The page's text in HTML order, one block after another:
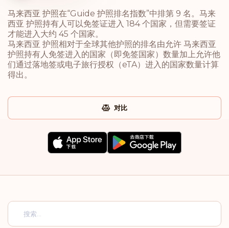
马来西亚 护照在“Guide 护照排名指数”中排第 9 名。马来
西亚 护照持有人可以免签证进入 184 个国家，但需要签证
才能进入大约 45 个国家。
马来西亚 护照相对于全球其他护照的排名由允许 马来西亚
护照持有人免签进入的国家（即免签国家）数量加上允许他
们通过落地签或电子旅行授权（eTA）进入的国家数量计算
得出。
对比